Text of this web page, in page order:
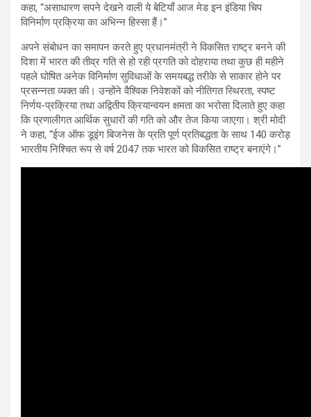
कहा, “असाधारण सपने देखने वाली ये बेटियाँ आज मेड इन इंडिया चिप
विनिर्माण प्रक्रिया का अभिन्न हिस्सा हैं।”
अपने संबोधन का समापन करते हुए प्रधानमंत्री ने विकसित राष्ट्र बनने की
दिशा में भारत की तीव्र गति से हो रही प्रगति को दोहराया तथा कुछ ही महीने
पहले घोषित अनेक विनिर्माण सुविधाओं के समयबद्ध तरीके से साकार होने पर
प्रसन्नता व्यक्त की। उन्होंने वैश्विक निवेशकों को नीतिगत स्थिरता, स्पष्ट
निर्णय-प्रक्रिया तथा अद्वितीय क्रियान्वयन क्षमता का भरोसा दिलाते हुए कहा
कि प्रणालीगत आर्थिक सुधारों की गति को और तेज किया जाएगा। श्री मोदी
ने कहा, “ईज ऑफ डूइंग बिजनेस के प्रति पूर्ण प्रतिबद्धता के साथ 140 करोड़
भारतीय निश्चित रूप से वर्ष 2047 तक भारत को विकसित राष्ट्र बनाएंगे।”